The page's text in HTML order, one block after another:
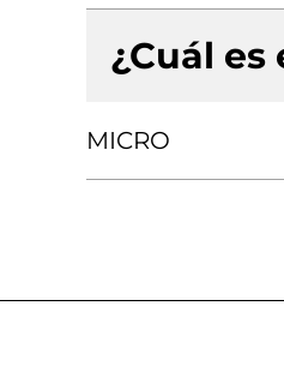
¿Cuál
MICRO